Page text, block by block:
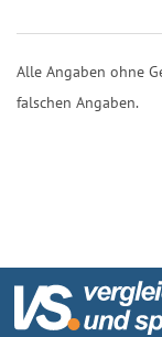
Alle Angaben ohne
falschen Angaben.